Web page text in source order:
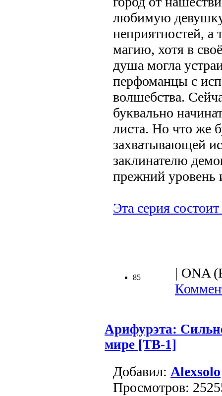
любимую
неприятностей, а
магию, хотя в
душа могла
перфоманцы с
волшебства.
буквально
листа. Но что же
захватывающей
заклинателю
прежний уровень
Эта серия
85
| ONA
Арифурэта:
мире [ТВ-1]
Добавил: Alexsolo
Просмотров: